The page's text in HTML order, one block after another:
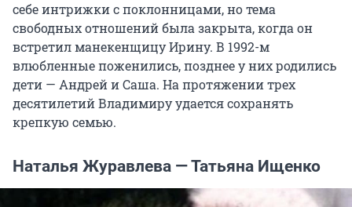
себе интрижки с поклонницами, но тема
свободных отношений была закрыта, когда он
встретил манекенщицу Ирину. В 1992-м
влюбленные поженились, позднее у них родились
дети — Андрей и Саша. На протяжении трех
десятилетий Владимиру удается сохранять
крепкую семью.
Наталья Журавлева — Татьяна Ищенко